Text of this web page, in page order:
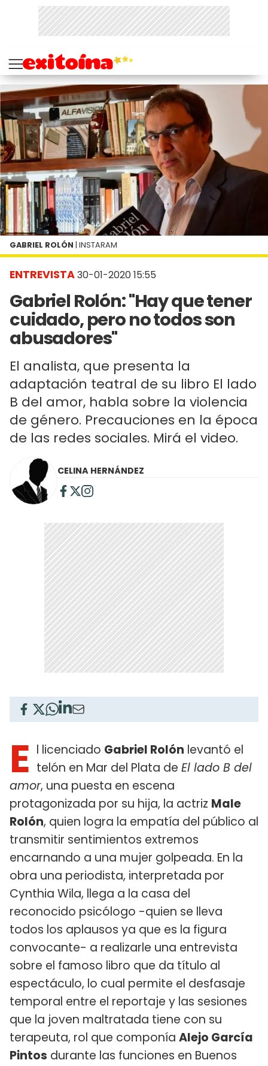
ENTREVISTA30-01-2020 15:55
Gabriel Rolón: "Hay que tener
cuidado, pero no todos son
abusadores"
El analista, que presenta la
adaptación teatral de su libro El lado
B del amor, habla sobre la violencia
de género. Precauciones en la época
de las redes sociales. Mirá el video.
GABRIEL ROLÓN | INSTARAM
CELINA HERNÁNDEZ
E l licenciado Gabriel Rolón levantó el
telón en Mar del Plata de El lado B del
amor, una puesta en escena
protagonizada por su hija, la actriz Male
Rolón, quien logra la empatía del público al
transmitir sentimientos extremos
encarnando a una mujer golpeada. En la
obra una periodista, interpretada por
Cynthia Wila, llega a la casa del
reconocido psicólogo -quien se lleva
todos los aplausos ya que es la figura
convocante- a realizarle una entrevista
sobre el famoso libro que da título al
espectáculo, lo cual permite el desfasaje
temporal entre el reportaje y las sesiones
que la joven maltratada tiene con su
terapeuta, rol que componía Alejo García
Pintos durante las funciones en Buenos